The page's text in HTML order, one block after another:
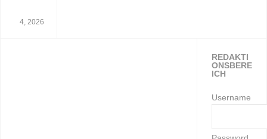
4, 2026
REDAKTI
ONSBERE
ICH
Username